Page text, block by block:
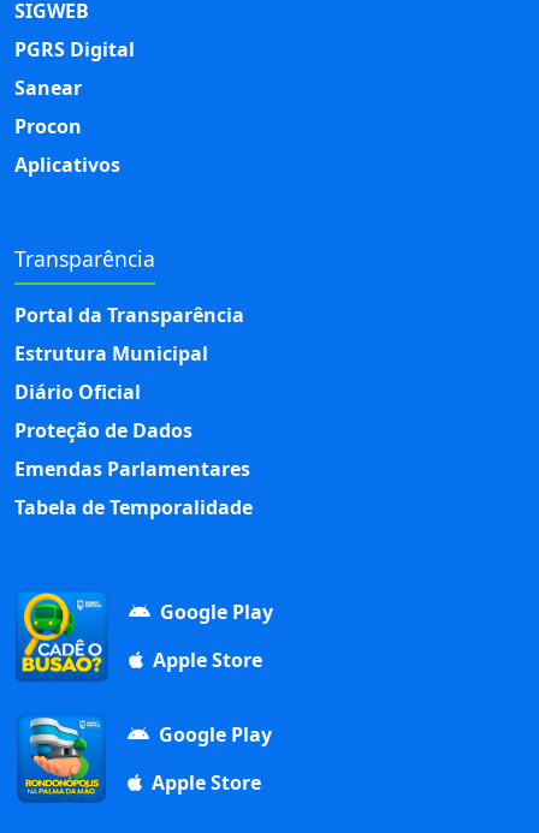
SIGWEB
PGRS Digital
Sanear
Procon
Aplicativos
Transparência
Portal da Transparência
Estrutura Municipal
Diário Oficial
Proteção de Dados
Emendas Parlamentares
Tabela de Temporalidade
Google Play
Apple Store
Google Play
Apple Store